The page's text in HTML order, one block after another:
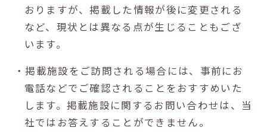
おりますが、掲載した情報が後に変更される
など、現状とは異なる点が生じることもござ
います。
・掲載施設をご訪問される場合には、事前にお
電話などでご確認されることをおすすめいた
します。掲載施設に関するお問い合わせは、当
社ではお答えすることができません。